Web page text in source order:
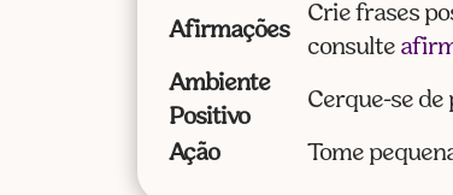
Afirmações
Crie frases
consulte
Ambiente
Positivo
Cerque-se de
Ação Tome